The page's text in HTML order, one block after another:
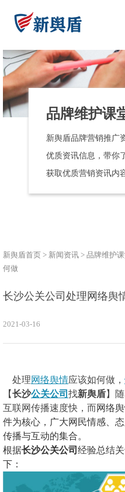
品牌维护课
新舆盾品牌营销推广
优质资讯信息，带你
获取优质营销资讯内
新舆盾首页 > 新闻资讯 > 品牌维护
何做
长沙公关公司处理网络舆
2021-03-16
处理网络舆情应该如何做，
【长沙公关公司 找新舆盾】
互联网传播速度快，而网络
件为核心，广大网民情感、
传播与互动的集合。
根据长沙公关公司 经验总结
下：